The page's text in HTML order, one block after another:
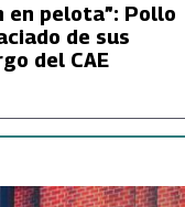
en pelota”: Pollo
de sus
del CAE